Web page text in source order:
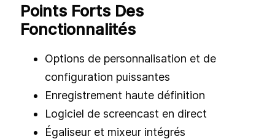
Points Forts Des
Fonctionnalités
Options de personnalisation et de
configuration puissantes
Enregistrement haute définition
Logiciel de screencast en direct
Égaliseur et mixeur intégrés